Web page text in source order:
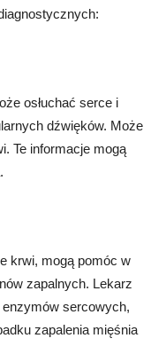
osłuchać serce i
dźwięków. Może
Te informacje mogą
krwi, mogą pomóc w
zapalnych. Lekarz
sercowych,
zapalenia mięśnia